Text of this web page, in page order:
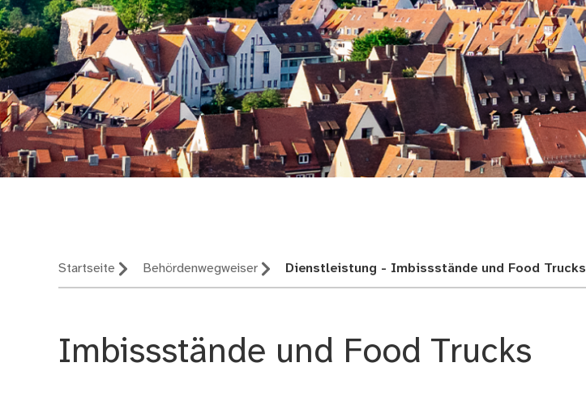
Startseite Behördenwegweiser Dienstleistung - Imbissstände und Food Trucks
Imbissstände und Food Trucks